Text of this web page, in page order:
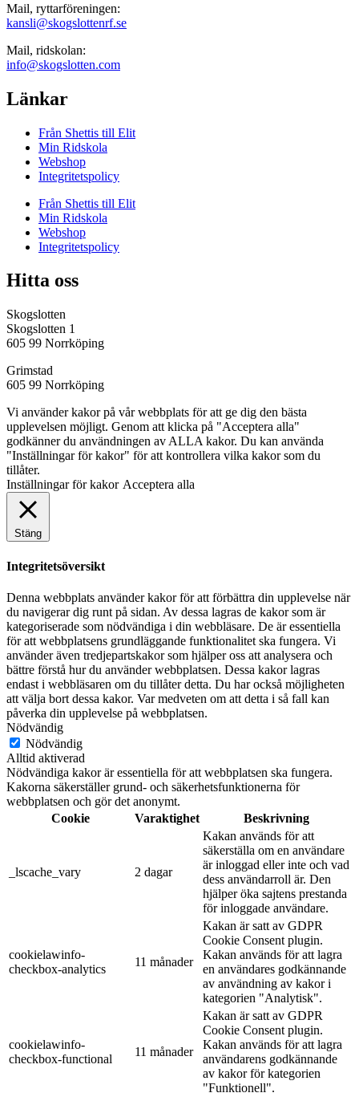
Mail, ryttarföreningen:
kansli@skogslottenrf.se
Mail, ridskolan:
info@skogslotten.com
Länkar
Från Shettis till Elit
Min Ridskola
Webshop
Integritetspolicy
Från Shettis till Elit
Min Ridskola
Webshop
Integritetspolicy
Hitta oss
Skogslotten
Skogslotten 1
605 99 Norrköping
Grimstad
605 99 Norrköping
Vi använder kakor på vår webbplats för att ge dig den bästa
upplevelsen möjligt. Genom att klicka på "Acceptera alla"
godkänner du användningen av ALLA kakor. Du kan använda
"Inställningar för kakor" för att kontrollera vilka kakor som du
tillåter.
Inställningar för kakor Acceptera alla
Stäng
Integritetsöversikt
Denna webbplats använder kakor för att förbättra din upplevelse när
du navigerar dig runt på sidan. Av dessa lagras de kakor som är
kategoriserade som nödvändiga i din webbläsare. De är essentiella
för att webbplatsens grundläggande funktionalitet ska fungera. Vi
använder även tredjepartskakor som hjälper oss att analysera och
bättre förstå hur du använder webbplatsen. Dessa kakor lagras
endast i webbläsaren om du tillåter detta. Du har också möjligheten
att välja bort dessa kakor. Var medveten om att detta i så fall kan
påverka din upplevelse på webbplatsen.
Nödvändig
Nödvändig
Alltid aktiverad
Nödvändiga kakor är essentiella för att webbplatsen ska fungera.
Kakorna säkerställer grund- och säkerhetsfunktionerna för
webbplatsen och gör det anonymt.
Cookie
Varaktighet Beskrivning
_lscache_vary 2 dagar
Kakan används för att
säkerställa om en användare
är inloggad eller inte och vad
dess användarroll är. Den
hjälper öka sajtens prestanda
för inloggade användare.
cookielawinfo-
checkbox-analytics
11 månader
Kakan är satt av GDPR
Cookie Consent plugin.
Kakan används för att lagra
en användares godkännande
av användning av kakor i
kategorien "Analytisk".
cookielawinfo-
checkbox-functional
11 månader
Kakan är satt av GDPR
Cookie Consent plugin.
Kakan används för att lagra
användarens godkännande
av kakor för kategorien
"Funktionell".